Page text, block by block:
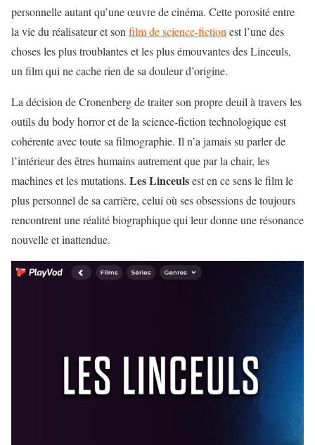
personnelle autant qu’une œuvre de cinéma. Cette porosité entre
la vie du réalisateur et son film de science-fiction est l’une des
choses les plus troublantes et les plus émouvantes des Linceuls,
un film qui ne cache rien de sa douleur d’origine.
La décision de Cronenberg de traiter son propre deuil à travers les
outils du body horror et de la science-fiction technologique est
cohérente avec toute sa filmographie. Il n’a jamais su parler de
l’intérieur des êtres humains autrement que par la chair, les
machines et les mutations. Les Linceulsest en ce sens le film le
plus personnel de sa carrière, celui où ses obsessions de toujours
rencontrent une réalité biographique qui leur donne une résonance
nouvelle et inattendue.